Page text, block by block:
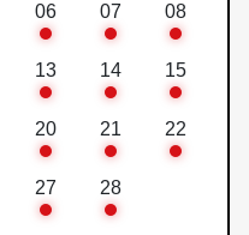
06 07 08
13 14 15
20 21 22
27 28